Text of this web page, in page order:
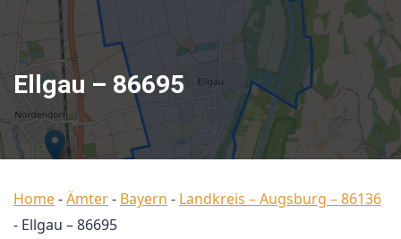
Ellgau – 86695
Home-Ämter- Bayern - Landkreis – Augsburg – 86136
- Ellgau – 86695